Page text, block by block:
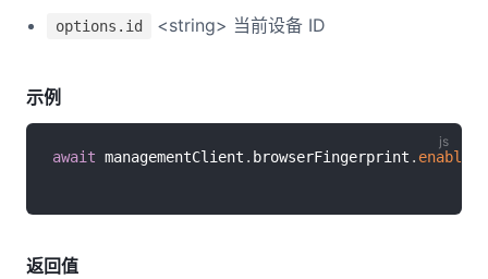
options.id <string> 当前设备 ID
示例
await managementClient . browserFingerprint .
返回值